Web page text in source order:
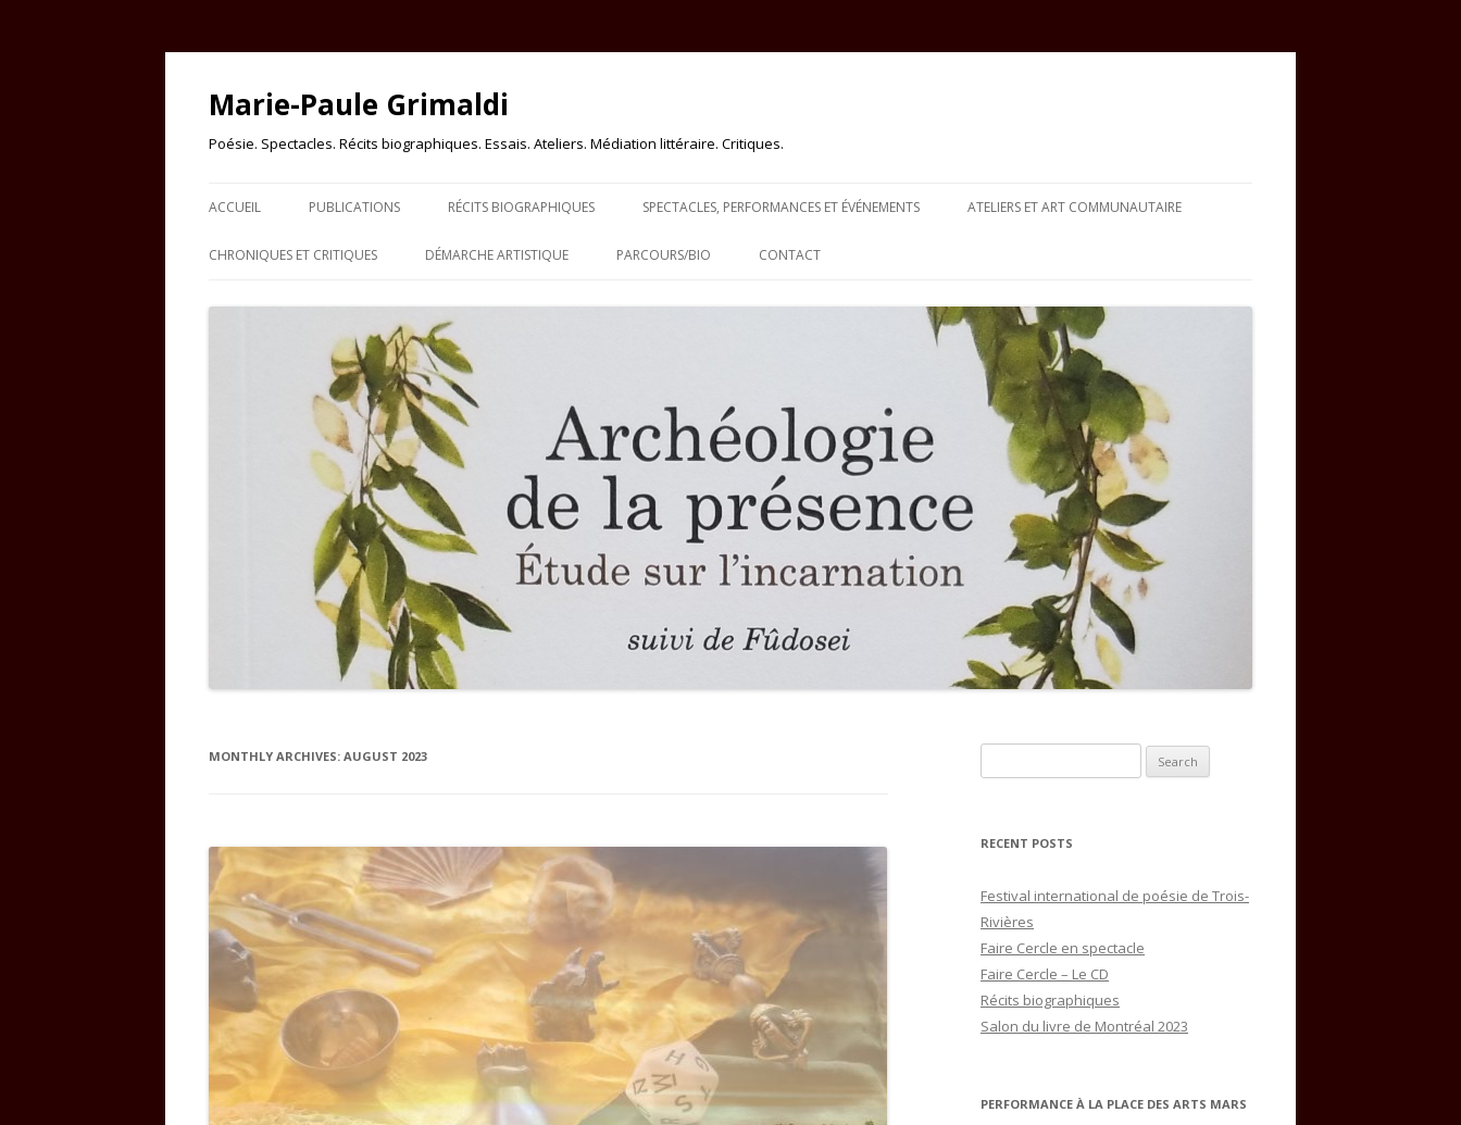
Marie-Paule Grimaldi
Poésie. Spectacles. Récits biographiques. Essais. Ateliers. Médiation littéraire. Critiques.
ACCUEIL PUBLICATIONS RÉCITS BIOGRAPHIQUES SPECTACLES, PERFORMANCES ET ÉVÉNEMENTS ATELIERS ET ART COMMUNAUTAIRE
CHRONIQUES ET CRITIQUES DÉMARCHE ARTISTIQUE PARCOURS/BIO CONTACT
MONTHLY ARCHIVES: AUGUST 2023
for:
RECENT POSTS
Festival international de poésie de Trois-
Rivières
Faire Cercle en spectacle
Faire Cercle – Le CD
Récits biographiques
Salon du livre de Montréal 2023
PERFORMANCE À LA PLACE DES ARTS MARS